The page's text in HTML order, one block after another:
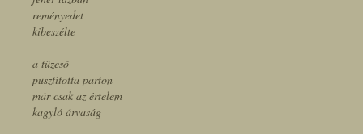
reményedet
kibeszélte
a tûzeső
pusztította parton
már csak az értelem
kagyló árvaság